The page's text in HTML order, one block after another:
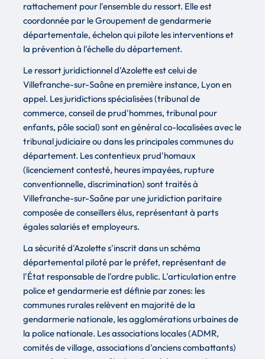
rattachement pour l'ensemble du ressort. Elle est
coordonnée par le Groupement de gendarmerie
départementale, échelon qui pilote les interventions et
la prévention à l'échelle du département.
Le ressort juridictionnel d'Azolette est celui de
Villefranche-sur-Saône en première instance, Lyon en
appel. Les juridictions spécialisées (tribunal de
commerce, conseil de prud'hommes, tribunal pour
enfants, pôle social) sont en général co-localisées avec le
tribunal judiciaire ou dans les principales communes du
département. Les contentieux prud'homaux
(licenciement contesté, heures impayées, rupture
conventionnelle, discrimination) sont traités à
Villefranche-sur-Saône par une juridiction paritaire
composée de conseillers élus, représentant à parts
égales salariés et employeurs.
La sécurité d'Azolette s'inscrit dans un schéma
départemental piloté par le préfet, représentant de
l'État responsable de l'ordre public. L'articulation entre
police et gendarmerie est définie par zones: les
communes rurales relèvent en majorité de la
gendarmerie nationale, les agglomérations urbaines de
la police nationale. Les associations locales (ADMR,
comités de village, associations d'anciens combattants)